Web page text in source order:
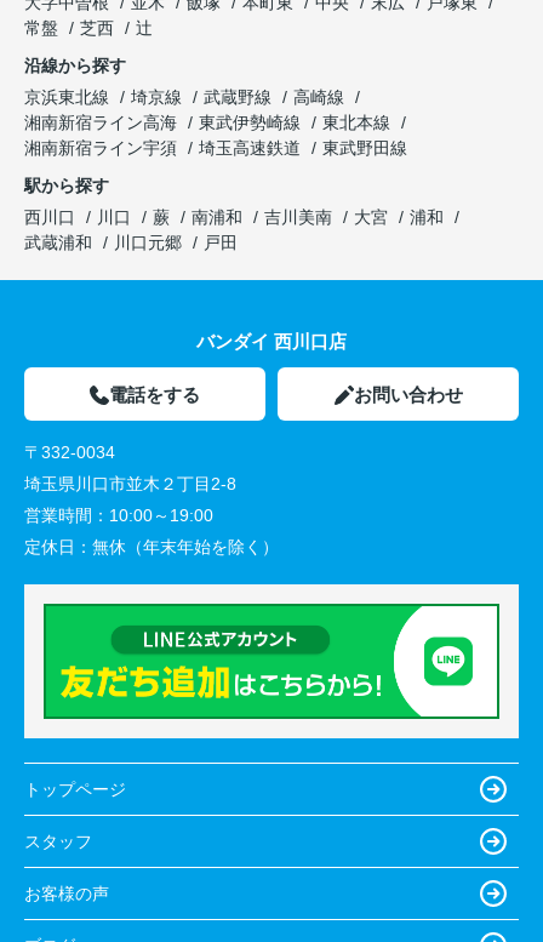
常盤
芝西
辻
沿線から探す
京浜東北線
埼京線 武蔵野線
高崎線
湘南新宿ライン高海
東武伊勢崎線
東北本線
湘南新宿ライン宇須
埼玉高速鉄道
東武野田線
駅から探す
西川口
川口 蕨 南浦和 吉川美南 大宮
浦和
武蔵浦和
川口元郷 戸田
バンダイ 西川口店
電話をする お問い合わせ
〒332-0034
埼玉県川口市並木２丁目2-8
営業時間： 10:00～19:00
定休日： 無休（年末年始を除く）
トップページ
スタッフ
お客様の声